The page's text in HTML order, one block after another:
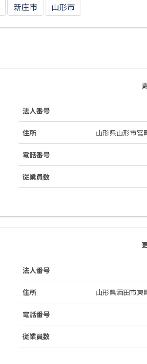
新庄市 山形市
法人番号
住所 山形県山形市宮
電話番号
従業員数
法人番号
住所 山形県酒田市東
電話番号
従業員数